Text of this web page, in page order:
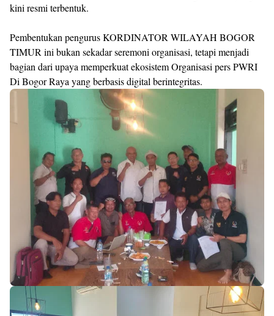
kini resmi terbentuk.
Pembentukan pengurus KORDINATOR WILAYAH BOGOR
TIMUR ini bukan sekadar seremoni organisasi, tetapi menjadi
bagian dari upaya memperkuat ekosistem Organisasi pers PWRI
Di Bogor Raya yang berbasis digital berintegritas.